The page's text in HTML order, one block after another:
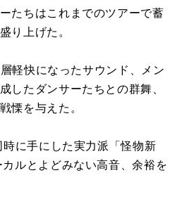
たちはこれまでのツアーで蓄
り上げた。
軽快になったサウンド、メン
したダンサーたちとの群舞、
慄を与えた。
に手にした実力派「怪物新
ルとよどみない高音、余裕を